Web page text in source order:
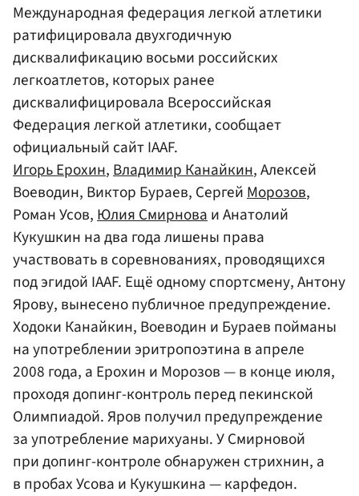
Международная федерация легкой атлетики
ратифицировала двухгодичную
дисквалификацию восьми российских
легкоатлетов, которых ранее
дисквалифицировала Всероссийская
Федерация легкой атлетики, сообщает
официальный сайт IAAF.
Игорь Ерохин,Владимир Канайкин, Алексей
Воеводин, Виктор Бураев, СергейМорозов,
Роман Усов,Юлия Смирноваи Анатолий
Кукушкин на два года лишены права
участвовать в соревнованиях, проводящихся
под эгидой IAAF. Ещё одному спортсмену, Антону
Ярову, вынесено публичное предупреждение.
Ходоки Канайкин, Воеводин и Бураев пойманы
на употреблении эритропоэтина в апреле
2008 года, а Ерохин и Морозов — в конце июля,
проходя допинг-контроль перед пекинской
Олимпиадой. Яров получил предупреждение
за употребление марихуаны. У Смирновой
при допинг-контроле обнаружен стрихнин, а
в пробах Усова и Кукушкина — карфедон.